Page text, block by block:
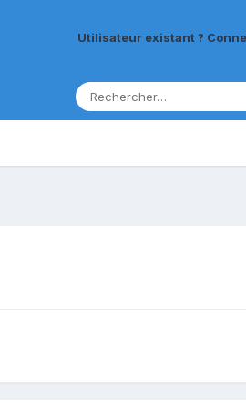
Utilisateur existant ?